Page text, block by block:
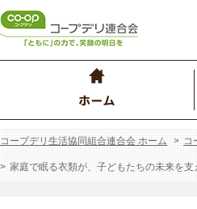
コープデリ生活協同組合連合会 ホーム コ
家庭で眠る衣類が、子どもたちの未来を